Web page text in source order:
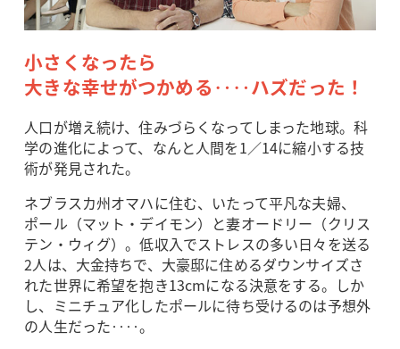
小さくなったら
大きな幸せがつかめる‥‥ハズだった！
人口が増え続け、住みづらくなってしまった地球。科
学の進化によって、なんと人間を1／14に縮小する技
術が発見された。
ネブラスカ州オマハに住む、いたって平凡な夫婦、
ポール（マット・デイモン）と妻オードリー（クリス
テン・ウィグ）。低収入でストレスの多い日々を送る
2人は、大金持ちで、大豪邸に住めるダウンサイズさ
れた世界に希望を抱き13cmになる決意をする。しか
し、ミニチュア化したポールに待ち受けるのは予想外
の人生だった‥‥。